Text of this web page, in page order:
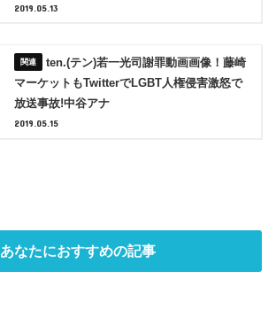
2019.05.13
ten.(テン)若一光司謝罪動画画像！藤崎
マーケットもTwitterでLGBT人権侵害激怒で
放送事故!中谷アナ
2019.05.15
あなたにおすすめの記事